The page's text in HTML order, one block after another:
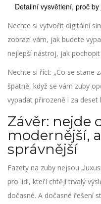
Detailní vysvětlení, proč
Nechte si vytvořit digitální
zobrazí vám, jak budete
nejlepší nástroj, jak pochopit
Nechte si říct: „Co se stane
špatně, když se vám zuby
vypadat přirozeně i za deset
Závěr: nejde
modernější,
správnější
Fazety na zuby nejsou
pro lidi, kteří chtějí trvalý
dočasné. A dočasné řešení